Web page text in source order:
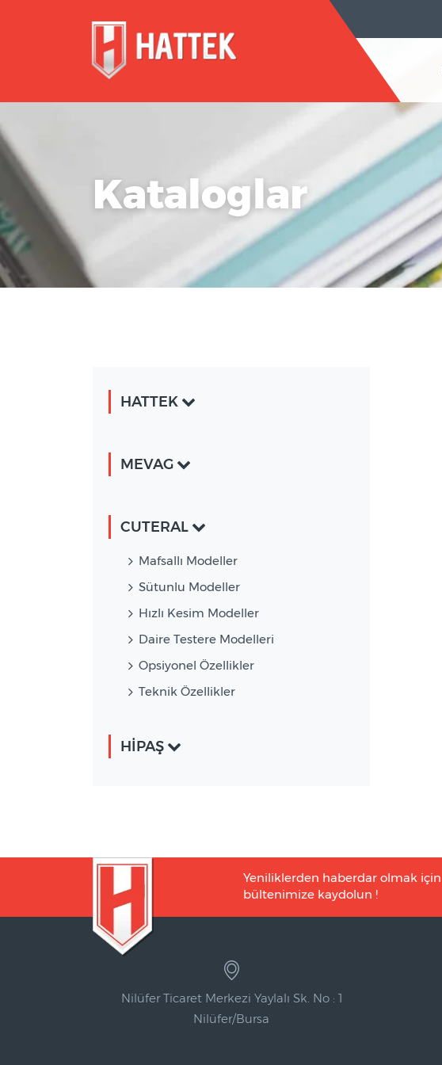
Kataloglar
HATTEK
MEVAG
CUTERAL
Mafsallı Modeller
Sütunlu Modeller
Hızlı Kesim Modeller
Daire Testere Modelleri
Opsiyonel Özellikler
Teknik Özellikler
HİPAŞ
Yeniliklerden haberdar olmak için
bültenimize kaydolun !
Nilüfer Ticaret Merkezi Yaylalı Sk. No : 1
Nilüfer/Bursa